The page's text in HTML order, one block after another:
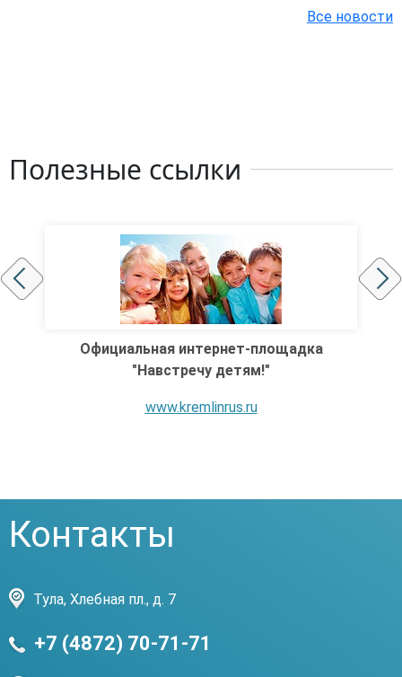
Все новости
Полезные ссылки
Главный интернет портал регионов России
Контакты
Тула, Хлебная пл., д. 7
+7 (4872) 70-71-71